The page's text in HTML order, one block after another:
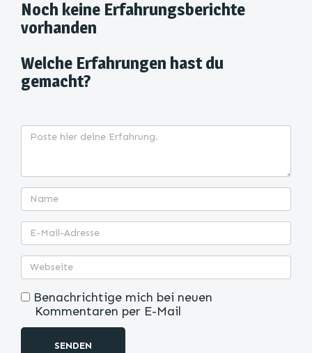
Noch keine Erfahrungsberichte
vorhanden
Welche Erfahrungen hast du
gemacht?
Benachrichtige mich bei neuen
Kommentaren per E-Mail
SENDEN